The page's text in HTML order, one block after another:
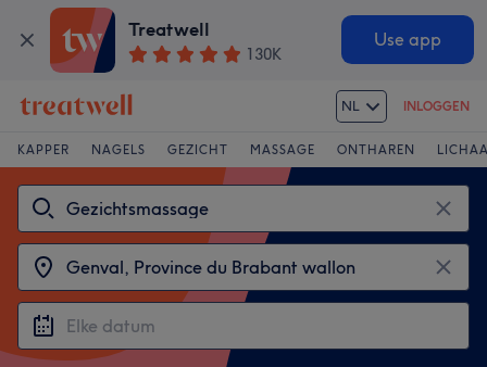
Treatwell
130K
Use app
NL INLOGGEN
KAPPER NAGELS GEZICHT MASSAGE ONTHAREN